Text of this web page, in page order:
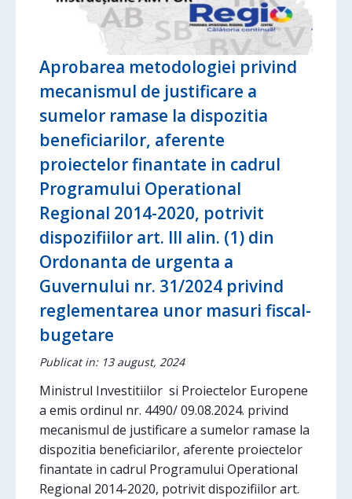
Aprobarea metodologiei privind
mecanismul de justificare a
sumelor ramase la dispozitia
beneficiarilor, aferente
proiectelor finantate in cadrul
Programului Operational
Regional 2014-2020, potrivit
dispozifiilor art. III alin. (1) din
Ordonanta de urgenta a
Guvernului nr. 31/2024 privind
reglementarea unor masuri fiscal-
bugetare
Publicat in: 13 august, 2024
Ministrul Investitiilor si Proiectelor Europene
a emis ordinul nr. 4490/ 09.08.2024. privind
mecanismul de justificare a sumelor ramase la
dispozitia beneficiarilor, aferente proiectelor
finantate in cadrul Programului Operational
Regional 2014-2020, potrivit dispozifiilor art.